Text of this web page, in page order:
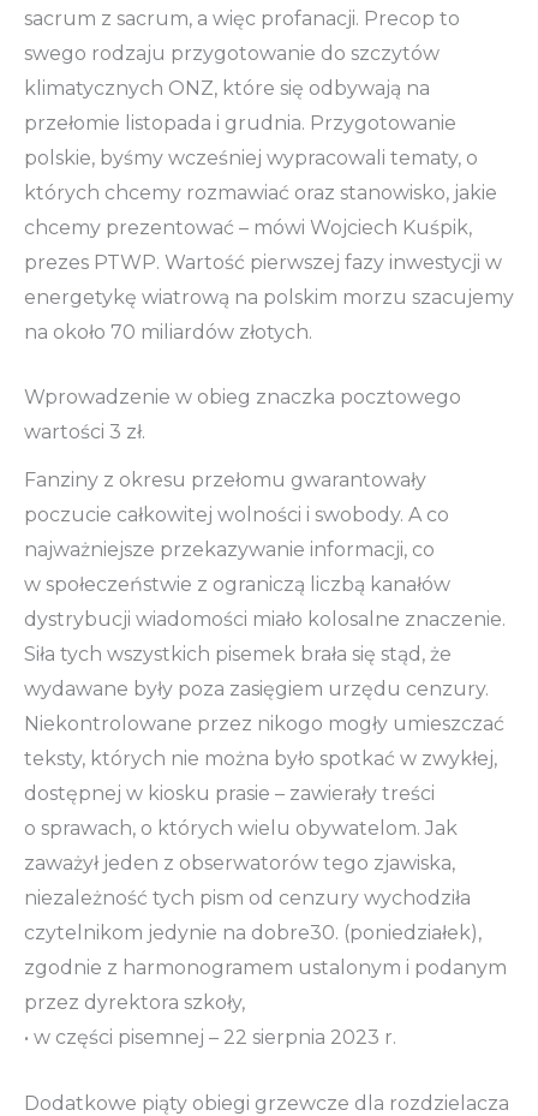
sacrum z sacrum, a więc profanacji. Precop to
swego rodzaju przygotowanie do szczytów
klimatycznych ONZ, które się odbywają na
przełomie listopada i grudnia. Przygotowanie
polskie, byśmy wcześniej wypracowali tematy, o
których chcemy rozmawiać oraz stanowisko, jakie
chcemy prezentować – mówi Wojciech Kuśpik,
prezes PTWP. Wartość pierwszej fazy inwestycji w
energetykę wiatrową na polskim morzu szacujemy
na około 70 miliardów złotych.
Wprowadzenie w obieg znaczka pocztowego
wartości 3 zł.
Fanziny z okresu przełomu gwarantowały
poczucie całkowitej wolności i swobody. A co
najważniejsze przekazywanie informacji, co
w społeczeństwie z ograniczą liczbą kanałów
dystrybucji wiadomości miało kolosalne znaczenie.
Siła tych wszystkich pisemek brała się stąd, że
wydawane były poza zasięgiem urzędu cenzury.
Niekontrolowane przez nikogo mogły umieszczać
teksty, których nie można było spotkać w zwykłej,
dostępnej w kiosku prasie – zawierały treści
o sprawach, o których wielu obywatelom. Jak
zaważył jeden z obserwatorów tego zjawiska,
niezależność tych pism od cenzury wychodziła
czytelnikom jedynie na dobre30. (poniedziałek),
zgodnie z harmonogramem ustalonym i podanym
przez dyrektora szkoły,
• w części pisemnej – 22 sierpnia 2023 r.
Dodatkowe piąty obiegi grzewcze dla rozdzielacza